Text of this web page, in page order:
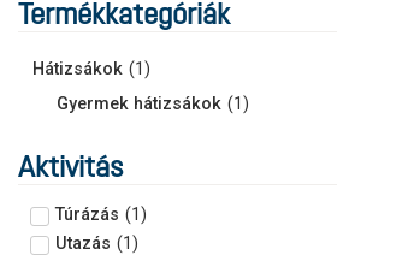
Termékkategóriák
Hátizsákok (1)
Gyermek hátizsákok (1)
Aktivitás
Túrázás (1)
Utazás (1)